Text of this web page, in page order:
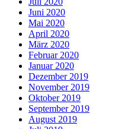
Juni 2020
Mai 2020
April 2020
März 2020
Februar 2020
Januar 2020
Dezember 2019
November 2019
Oktober 2019
September 2019
August 2019